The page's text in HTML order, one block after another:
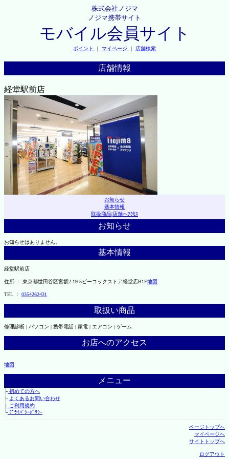
株式会社ノジマ
ノジマ携帯サイト
モバイル会員サイト
ポイント ｜ マイページ ｜ 店舗検索
店舗情報
経堂駅前店
お知らせ
基本情報
取扱商品|店舗へｱｸｾｽ
お知らせ
お知らせはありません。
基本情報
経堂駅前店
住所 ： 東京都世田谷区宮坂2-19-5ピーコックストア経堂店B1F地図
TEL ： 0354262431
取扱い商品
修理診断 | パソコン | 携帯電話 | 家電 | エアコン | ゲーム
お店へのアクセス
地図
メニュー
├初めての方へ
├ よくあるお問い合わせ
├ご利用規約
└ﾌﾟﾗｲﾊﾞｼｰﾎﾟﾘｼｰ
ページトップへ
マイページへ
サイトトップへ
ログアウト